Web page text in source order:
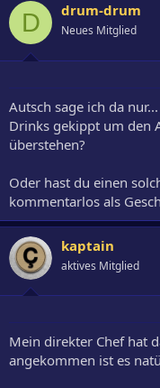
D drum-drum
Neues Mitglied
Autsch sage ich da
Drinks gekippt um den
überstehen?
Oder hast du einen
kommentarlos als
kaptain
aktives Mitglied
Mein direkter Chef hat
angekommen ist es